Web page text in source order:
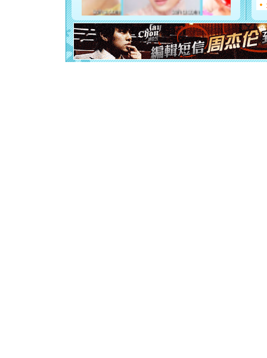
起；二
离。水
[元旦]当
泣，这痛
卖了。水
[春节]风